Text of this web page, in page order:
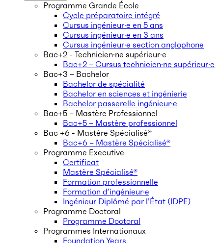
Programme Grande École
Cycle préparatoire intégré
Cursus ingénieur·e en 5 ans
Cursus ingénieur·e en 3 ans
Cursus ingénieur·e section anglophone
Bac+2 - Technicien·ne supérieur·e
Bac+2 – Cursus technicien·ne supérieur·e
Bac+3 – Bachelor
Bachelor de spécialité
Bachelor en sciences et ingénierie
Bachelor passerelle ingénieur·e
Bac+5 – Mastère Professionnel
Bac+5 – Mastère professionnel
Bac +6 - Mastère Spécialisé®
Bac+6 – Mastère Spécialisé®
Programme Executive
Certificat
Mastère Spécialisé®
Formation professionnelle
Formation d’ingénieur·e
Ingénieur Diplômé par l’État (IDPE)
Programme Doctoral
Programme Doctoral
Programmes Internationaux
Foundation Years